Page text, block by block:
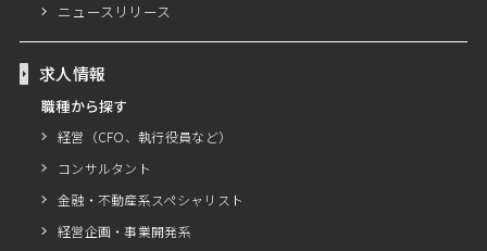
ニュースリリース
求人情報
職種から探す
経営（CFO、執行役員など）
コンサルタント
金融・不動産系スペシャリスト
経営企画・事業開発系